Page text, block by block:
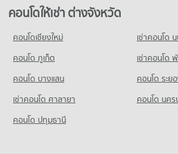
คอนโดให้เช่า รร.สามเสนวิทยาลัย
มีคอนโดให้เช่า 14,530 ประกาศ
ขายคอนโด รร.สามเสนวิทยาลัย
มีคอนโดขาย 4,198 ประกาศ
คอนโด สวนสมเด็จพระนางเจ้าสิริกิติ์ฯ
คอนโดให้เช่า สวนสมเด็จพระนางเจ้าสิริกิติ์ฯ
มีคอนโดให้เช่า 6,678 ประกาศ
ขายคอนโด สวนสมเด็จพระนางเจ้าสิริกิติ์ฯ
มีคอนโดขาย 2,169 ประกาศ
คอนโด สวนรถไฟ
คอนโดให้เช่า ต่างจังหวัด
คอนโดเชียงใหม่
เช่าคอนโด
คอนโด ภูเก็ต
เช่าคอนโด
คอนโด บางแสน
คอนโด ระย
เช่าคอนโด ศาลายา
คอนโด นค
คอนโด ปทุมธานี